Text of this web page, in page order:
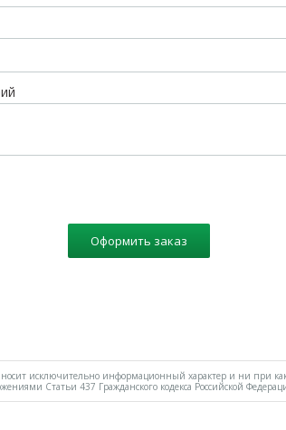
Оформить заказ
исключительно информационный характер и ни при
Статьи 437 Гражданского кодекса Российской